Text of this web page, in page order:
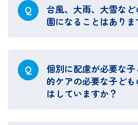
Q
台風、大雨、大雪な
園になることはありま
Q
個別に配慮が必要な
的ケアの必要な子ど
はしていますか？